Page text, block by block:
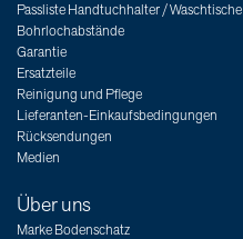
Passliste Handtuchhalter / Waschtische
Bohrlochabstände
Garantie
Ersatzteile
Reinigung und Pflege
Lieferanten-Einkaufsbedingungen
Rücksendungen
Medien
Über uns
Marke Bodenschatz